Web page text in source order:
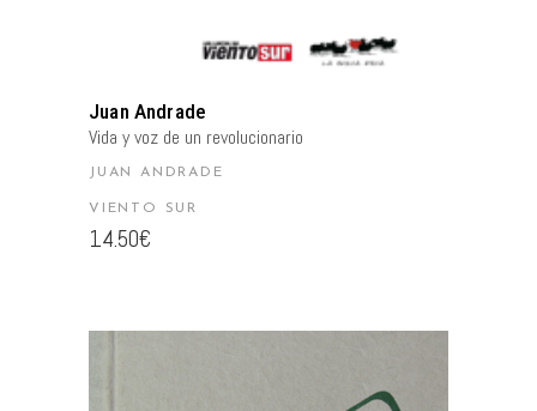
Juan Andrade
Vida y voz de un revolucionario
JUAN ANDRADE
VIENTO SUR
14.50€